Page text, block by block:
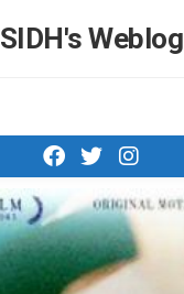
SIDH′s Weblog